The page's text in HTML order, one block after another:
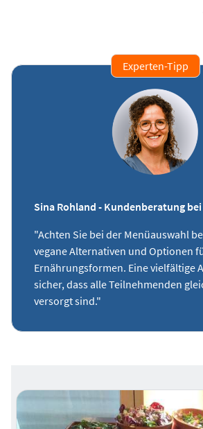
Experten-Tipp
Sina Rohland - Kundenberatung
"Achten Sie bei der Menüauswahl
vegane Alternativen und Optionen
Ernährungsformen. Eine vielfältige
sicher, dass alle Teilnehmenden
versorgt sind."